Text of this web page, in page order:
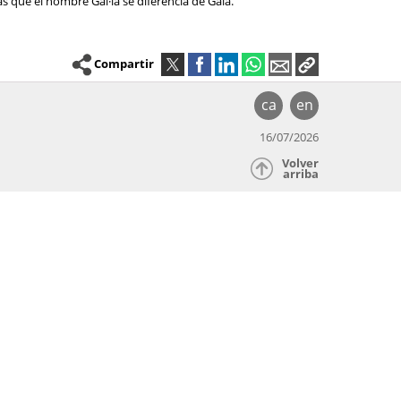
Compartir
ca en
16/07/2026
Volver
arriba